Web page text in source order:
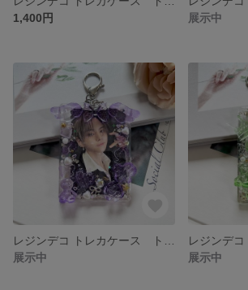
1,400円
展示中
展示中
展示中